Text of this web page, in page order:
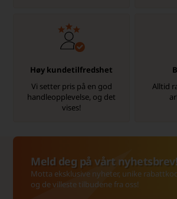
Høy kundetilfredshet
Vi setter pris på en god
handleopplevelse, og det
vises!
Alltid
Meld deg på vårt nyhetsbrev!
Motta eksklusive nyheter, unike
og de villeste tilbudene fra oss!